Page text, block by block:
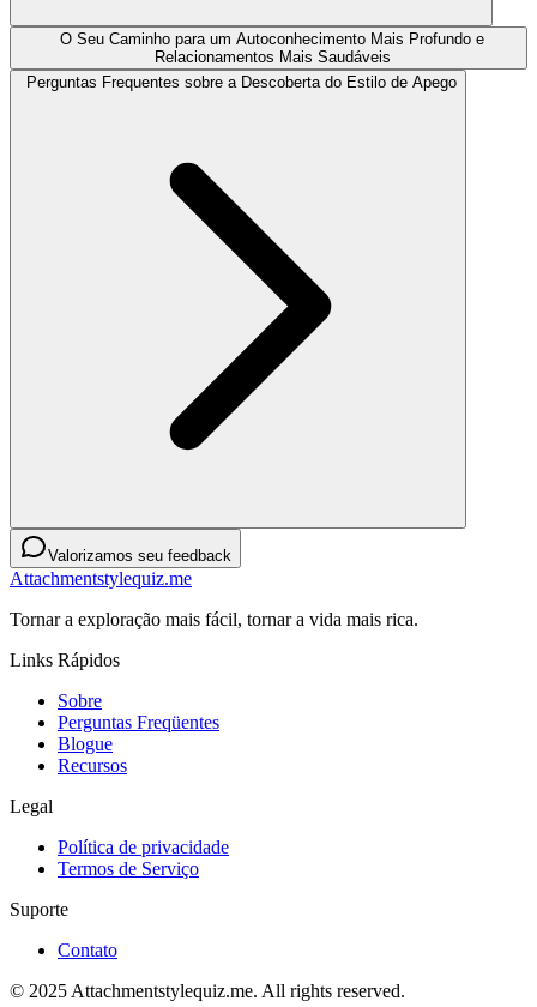
O Seu Caminho para um Autoconhecimento Mais Profundo e
Relacionamentos Mais Saudáveis
Perguntas Frequentes sobre a Descoberta do Estilo de Apego
Valorizamos seu feedback
Attachmentstylequiz.me
Tornar a exploração mais fácil, tornar a vida mais rica.
Links Rápidos
Sobre
Perguntas Freqüentes
Blogue
Recursos
Legal
Política de privacidade
Termos de Serviço
Suporte
Contato
© 2025 Attachmentstylequiz.me. All rights reserved.